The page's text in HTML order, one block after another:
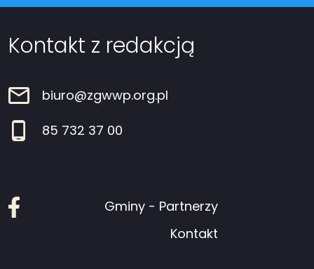
Kontakt z redakcją
biuro@zgwwp.org.pl
85 732 37 00
Facebook
Gminy - Partnerzy
Kontakt